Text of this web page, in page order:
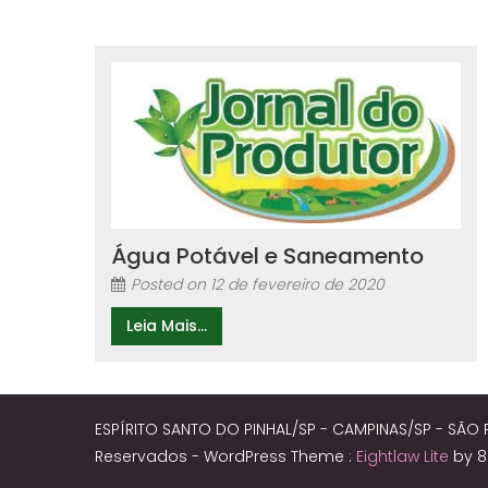
Água Potável e Saneamento
Posted on 12 de fevereiro de 2020
Leia Mais...
ESPÍRITO SANTO DO PINHAL/SP - CAMPINAS/SP -
Reservados - WordPress Theme : Eightlaw Lite by